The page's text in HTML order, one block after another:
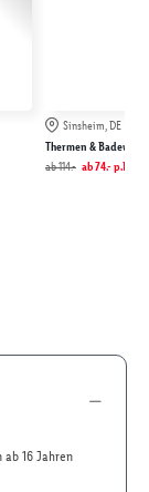
Sinsheim, DE
Thermen & Badewelt
ab114.- ab74.- p.P.
16 Jahren